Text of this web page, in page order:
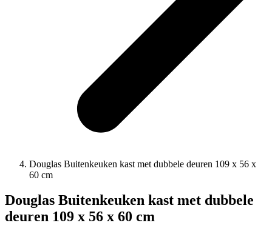
Douglas Buitenkeuken kast met dubbele deuren 109 x 56 x
60 cm
Douglas Buitenkeuken kast met dubbele
deuren 109 x 56 x 60 cm